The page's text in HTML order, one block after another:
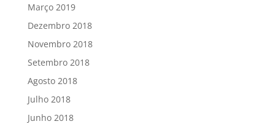
Março 2019
Dezembro 2018
Novembro 2018
Setembro 2018
Agosto 2018
Julho 2018
Junho 2018